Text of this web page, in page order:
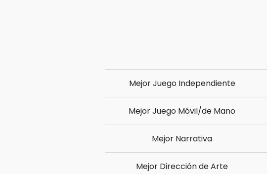
Mejor Juego Independiente
Mejor Juego Móvil/de Mano
Mejor Narrativa
Mejor Dirección de Arte